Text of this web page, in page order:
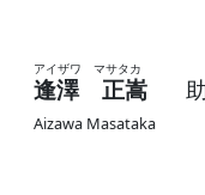
アイザワ マサタカ
逢澤 正嵩
Aizawa Masataka